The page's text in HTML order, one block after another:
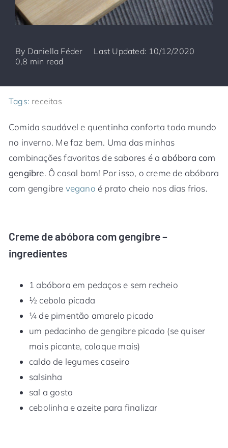
By Daniella Féder
Last Updated: 10/12/2020
0,8 min read
Tags: receitas
Comida saudável e quentinha conforta todo mundo
no inverno. Me faz bem. Uma das minhas
combinações favoritas de sabores é aabóbora com
gengibre. Ô casal bom! Por isso, o creme de abóbora
com gengibre vegano é prato cheio nos dias frios.
Creme de abóbora com gengibre –
ingredientes
1 abóbora em pedaços e sem recheio
½ cebola picada
​¼ de pimentão amarelo picado
um pedacinho de gengibre picado (se quiser
mais picante, coloque mais)
caldo de legumes caseiro
salsinha
sal a gosto
cebolinha e azeite para finalizar